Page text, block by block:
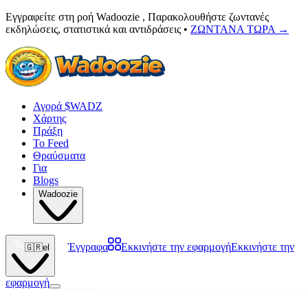
Εγγραφείτε στη ροή Wadoozie , Παρακολουθήστε ζωντανές
εκδηλώσεις, στατιστικά και αντιδράσεις • ΖΩΝΤΑΝΑ ΤΩΡΑ →
Αγορά $WADZ
Χάρτης
Πράξη
Το Feed
Θραύσματα
Για
Blogs
Wadoozie
🇬🇷el Έγγραφα Εκκινήστε την εφαρμογήΕκκινήστε την
εφαρμογή